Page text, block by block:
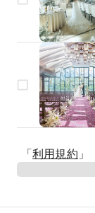
「利用規約 」